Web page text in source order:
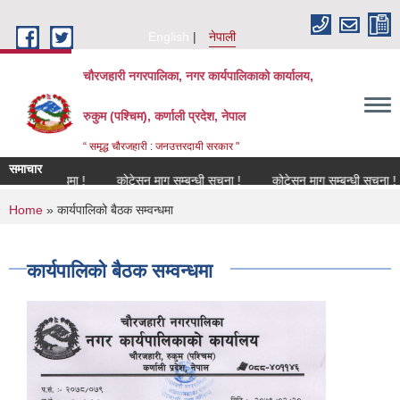
English
नेपाली
चौरजहारी नगरपालिका, नगर कार्यपालिकाको कार्यालय,
रुकुम (पश्चिम), कर्णाली प्रदेश, नेपाल
“ समृद्ध चौरजहारी : जनउत्तरदायी सरकार "
समाचार
कोटेसन माग सम्बन्धी सूचना ! कोटेसन माग सम्बन्धी सूचना !
You are here
Home » कार्यपालिको बैठक सम्वन्धमा
कार्यपालिको बैठक सम्वन्धमा